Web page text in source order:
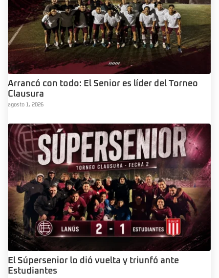
Arrancó con todo: El Senior es líder del Torneo
Clausura
agosto 1, 2026
El Súpersenior lo dió vuelta y triunfó ante
Estudiantes